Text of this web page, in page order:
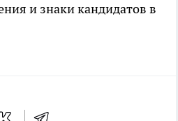
и знаки кандидатов в